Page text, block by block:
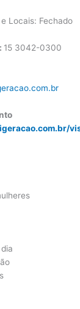
Locais: Fechado
15 3042-0300